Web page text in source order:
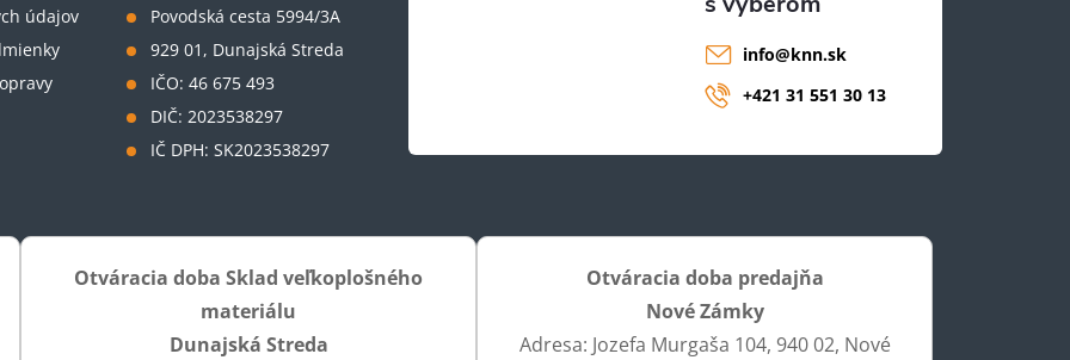
údajov
Povodská cesta 5994/3A
929 01, Dunajská Streda
IČO: 46 675 493
DIČ: 2023538297
IČ DPH: SK2023538297
info@knn.sk
+421 31 551 30 13
Otváracia doba Sklad veľkoplošného
materiálu
Dunajská Streda
Otváracia doba predajňa
Nové Zámky
Adresa: Jozefa Murgaša 104, 940 02, Nové